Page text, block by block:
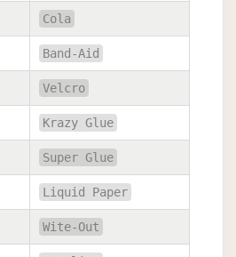
Cola
Band-Aid
Velcro
Krazy Glue
Super Glue
Liquid Paper
Wite-Out